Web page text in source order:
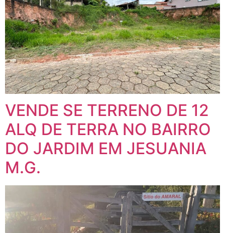
VENDE SE TERRENO DE 12
ALQ DE TERRA NO BAIRRO
DO JARDIM EM JESUANIA
M.G.